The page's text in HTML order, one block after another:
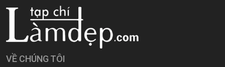
VỀ CHÚNG TÔI